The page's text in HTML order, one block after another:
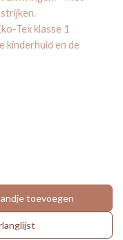
Tex klasse 1
kinderhuid en de
toevoegen